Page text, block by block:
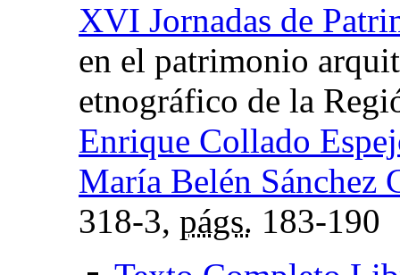
XVI Jornadas de
en el patrimonio
etnográfico de la
Enrique Collado
María Belén Sánchez
318-3, págs. 183-190